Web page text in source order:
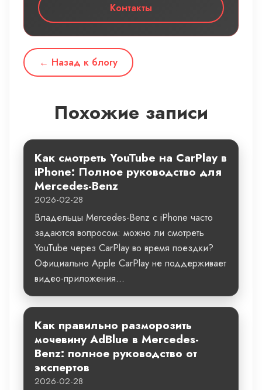
Контакты
← Назад к блогу
Похожие записи
Как смотреть YouTube на CarPlay в
iPhone: Полное руководство для
Mercedes-Benz
2026-02-28
Владельцы Mercedes-Benz с iPhone часто
задаются вопросом: можно ли смотреть
YouTube через CarPlay во время поездки?
Официально Apple CarPlay не поддерживает
видео-приложения...
Как правильно разморозить
мочевину AdBlue в Mercedes-
Benz: полное руководство от
экспертов
2026-02-28